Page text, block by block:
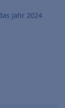
Jahr 2024